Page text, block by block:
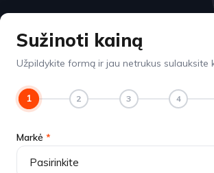
Sužinoti kainą
Užpildykite formą ir jau netrukus sulauksite
1 2 3 4
Markė *